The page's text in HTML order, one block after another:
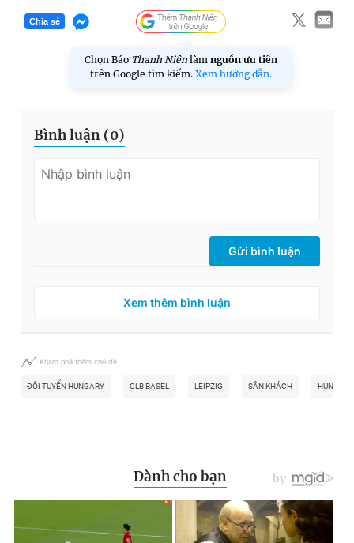
Hotline Liên hệ quảng cáo
Phó tổng biên tập thường trực: Hải Thành
Phó tổng biên tập: Lâm Hiếu Dũng
Tổng thư ký tòa soạn: Đức Trung
Chia sẻ
Chọn Báo Thanh Niên làm nguồn ưu tiên
trên Google tìm kiếm. Xem hướng dẫn.
Bình luận (0)
Gửi bình luận
Xem thêm bình luận
Khám phá thêm chủ đề
ĐỘI TUYỂN HUNGARY CLB BASEL LEIPZIG SÂN KHÁCH HUNGARY